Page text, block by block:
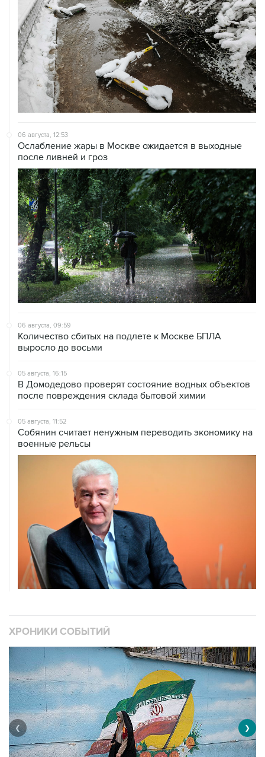
06 августа, 12:53
Ослабление жары в Москве ожидается в выходные
после ливней и гроз
06 августа, 09:59
Количество сбитых на подлете к Москве БПЛА
выросло до восьми
05 августа, 16:15
В Домодедово проверят состояние водных объектов
после повреждения склада бытовой химии
05 августа, 11:52
Собянин считает ненужным переводить экономику на
военные рельсы
ХРОНИКИ СОБЫТИЙ
❮ ❯